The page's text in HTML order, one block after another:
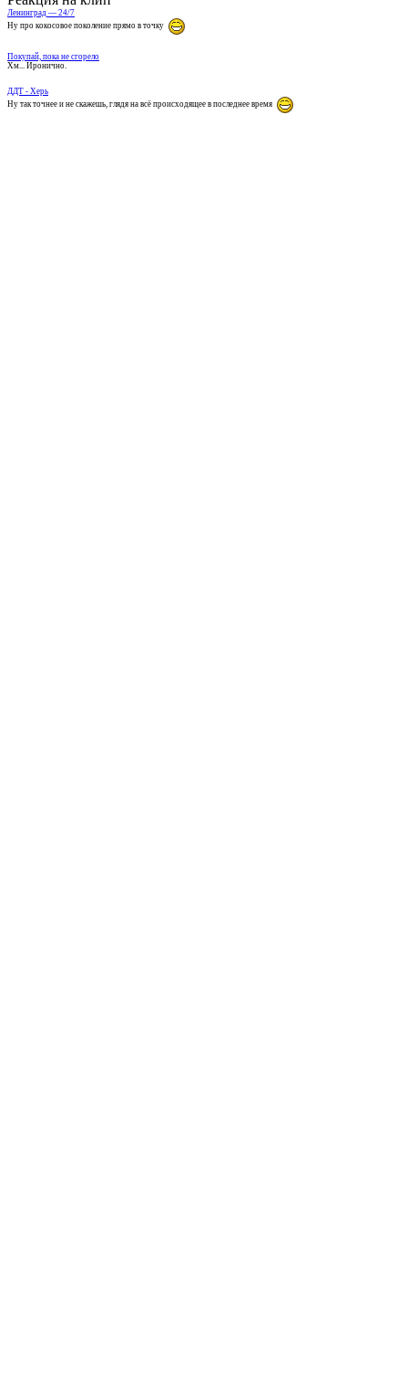
Ленинград — 24/7
Ну про кокосовое поколение прямо в точку
Покупай, пока не сгорело
Хм... Иронично.
ДДТ - Херь
Ну так точнее и не скажешь, глядя на всё происходящее в последнее время